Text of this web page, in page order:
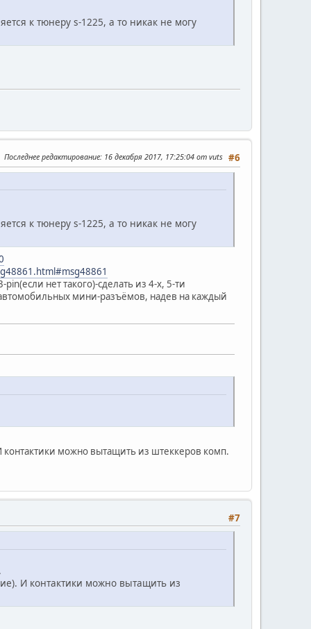
к тюнеру s-1225, а то никак не могу
#6
Последнее редактирование: 16 декабря 2017, 17:25:04 от vuts
к тюнеру s-1225, а то никак не могу
нет такого)-сделать из 4-х, 5-ти
мини-разъёмов, надев на каждый
можно вытащить из штеккеров комп.
#7
И контактики можно вытащить из